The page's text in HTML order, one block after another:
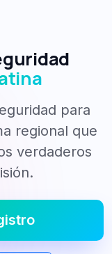
para
regional que
verdaderos